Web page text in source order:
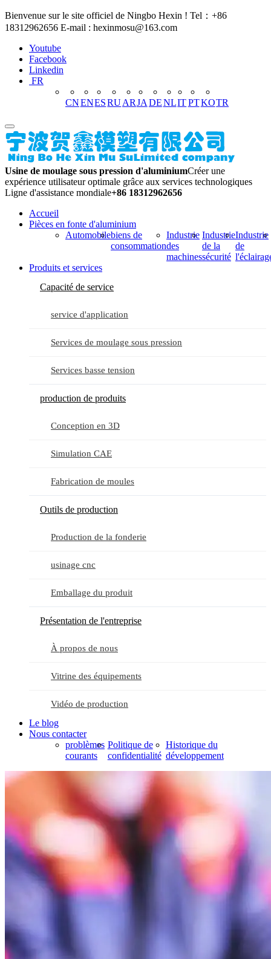
Bienvenue sur le site officiel de Ningbo Hexin ! Tel：+86
18312962656 E-mail : hexinmosu@163.com
Youtube
Facebook
Linkedin
FR
CNENESRUARJA DENLITPTKOTR
Usine de moulage sous pression d'aluminiumCréer une
expérience utilisateur optimale grâce aux services technologiques
Ligne d'assistance mondiale+86 18312962656
Accueil
Pièces en fonte d'aluminium
Automobilebiens de
consommation
Industrie
des
machines
Industrie
de la
sécurité
Industrie
de
Produits et services
Capacité de service
service d'application
Services de moulage sous pression
Services basse tension
production de produits
Conception en 3D
Simulation CAE
Fabrication de moules
Outils de production
Production de la fonderie
usinage cnc
Emballage du produit
Présentation de l'entreprise
À propos de nous
Vitrine des équipements
Vidéo de production
Le blog
Nous contacter
problèmes
courants
Politique de
confidentialité
Historique du
développement